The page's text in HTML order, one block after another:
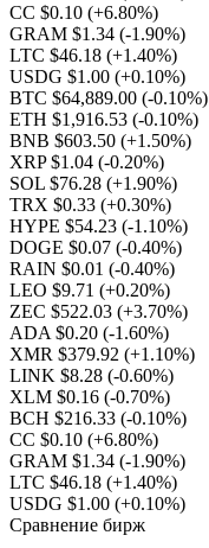
CC $0.10 (+6.80%)
GRAM $1.34 (-1.90%)
LTC $46.18 (+1.40%)
USDG $1.00 (+0.10%)
BTC $64,889.00 (-0.10%)
ETH $1,916.53 (-0.10%)
BNB $603.50 (+1.50%)
XRP $1.04 (-0.20%)
SOL $76.28 (+1.90%)
TRX $0.33 (+0.30%)
HYPE $54.23 (-1.10%)
DOGE $0.07 (-0.40%)
RAIN $0.01 (-0.40%)
LEO $9.71 (+0.20%)
ZEC $522.03 (+3.70%)
ADA $0.20 (-1.60%)
XMR $379.92 (+1.10%)
LINK $8.28 (-0.60%)
XLM $0.16 (-0.70%)
BCH $216.33 (-0.10%)
CC $0.10 (+6.80%)
GRAM $1.34 (-1.90%)
LTC $46.18 (+1.40%)
USDG $1.00 (+0.10%)
Сравнение бирж